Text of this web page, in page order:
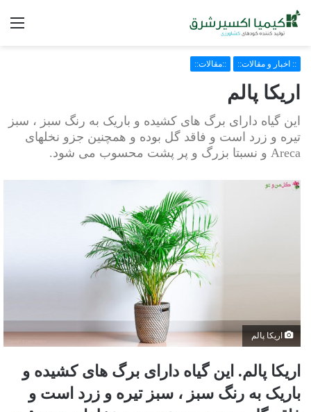
:: اخبار و مقالات:: ::مقالات::
اریکا پالم‏‎ ‎
این گیاه دارای برگ های کشیده و باریک به رنگ سبز ، سبز
تیره و زرد است و فاقد گل بوده و همچنین جزو نخلهای
اریکا پالم‏‎ ‎
اریکا پالم‏‎. این گیاه دارای برگ های کشیده و
باریک به رنگ سبز ، سبز تیره و زرد است و